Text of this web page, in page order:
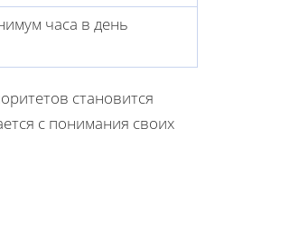
часа в день
становится
с понимания своих